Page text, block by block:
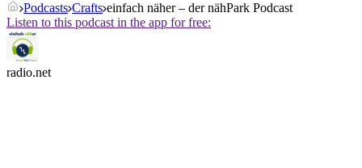
Podcasts Crafts einfach näher – der nähPark Podcast
Listen to this podcast in the app for free:
radio.net